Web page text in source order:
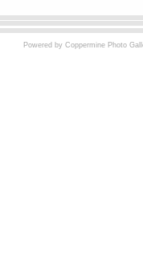
Powered by Coppermine Photo